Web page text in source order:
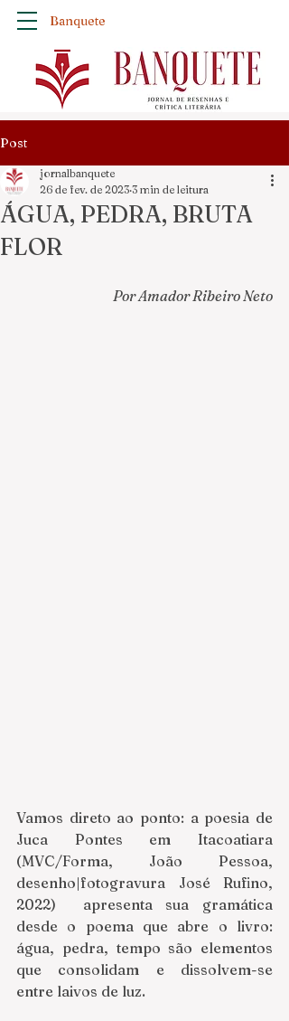
Banquete
Post
ÁGUA, PEDRA, BRUTA
FLOR
jornalbanquete
26 de fev. de 2023 3 min de leitura
Por Amador Ribeiro Neto
Vamos direto ao ponto: a poesia de
Juca Pontes em Itacoatiara
(MVC/Forma, João Pessoa,
desenho|fotogravura José Rufino,
2022)  apresenta sua gramática
desde o poema que abre o livro:
água, pedra, tempo são elementos
que consolidam e dissolvem-se
entre laivos de luz.